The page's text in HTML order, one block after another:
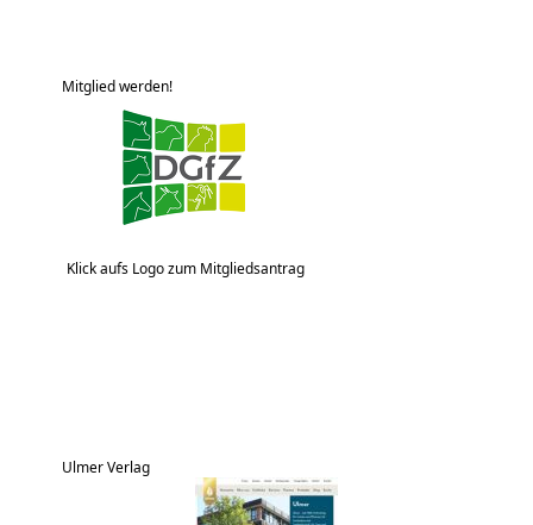
Mitglied werden!
Klick aufs Logo zum Mitgliedsantrag
Ulmer Verlag